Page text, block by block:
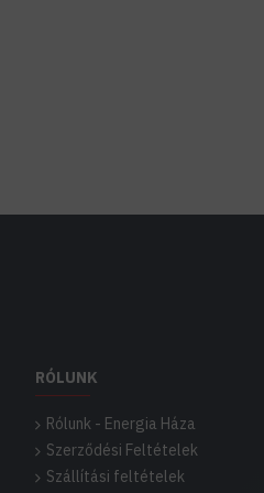
RÓLUNK
Rólunk - Energia Háza
Szerződési Feltételek
Szállítási feltételek